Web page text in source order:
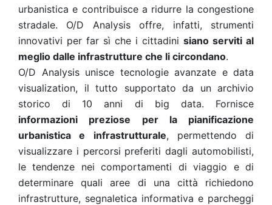
urbanistica e contribuisce a ridurre la congestione
stradale. O/D Analysis offre, infatti, strumenti
innovativi per far sì che i cittadini siano serviti al
meglio dalle infrastrutture che li circondano.
O/D Analysis unisce tecnologie avanzate e data
visualization, il tutto supportato da un archivio
storico di 10 anni di big data. Fornisce
informazioni preziose per la pianificazione
urbanistica e infrastrutturale, permettendo di
visualizzare i percorsi preferiti dagli automobilisti,
le tendenze nei comportamenti di viaggio e di
determinare quali aree di una città richiedono
infrastrutture, segnaletica informativa e parcheggi